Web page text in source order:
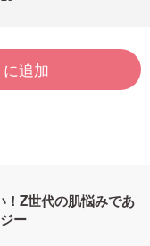
追加
Z世代の肌悩みであ
ー